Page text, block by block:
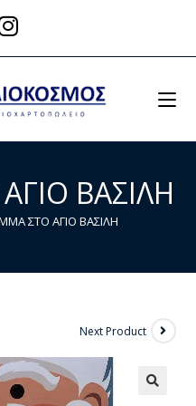
ΒΑΣΙΛΗ
ΣΤΟ ΑΓΙΟ ΒΑΣΙΛΗ
Next Product